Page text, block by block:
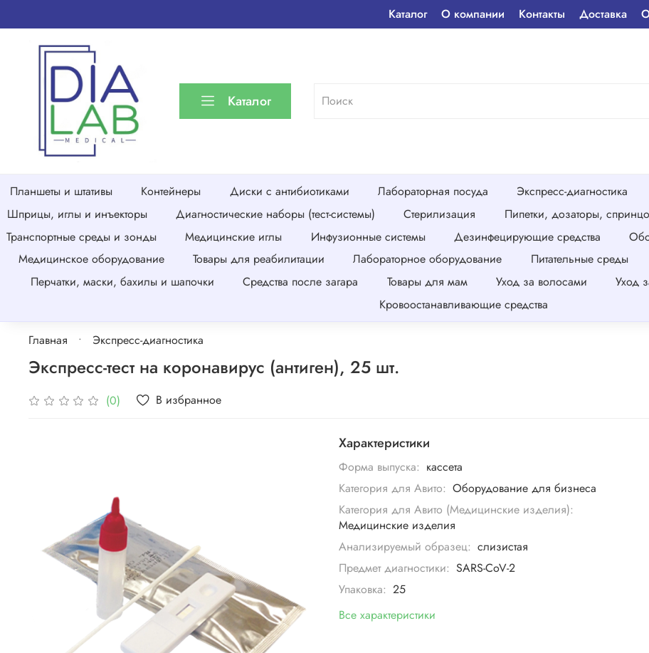
Каталог О компании Контакты Доставка
Каталог
Планшеты и штативы Контейнеры Диски с антибиотиками Лабораторная посуда Экспресс-диагностика
Шприцы, иглы и инъекторы
Диагностические наборы (тест-системы) Стерилизация Пипетки, дозаторы,
Транспортные среды и зонды
Медицинские иглы Инфузионные системы Дезинфецирующие средства
Медицинское оборудование
Товары для реабилитации Лабораторное оборудование Питательные среды
Перчатки, маски, бахилы и шапочки
Средства после загара Товары для мам Уход за волосами Уход
Кровоостанавливающие средства
Главная Экспресс-диагностика
Экспресс-тест на коронавирус (антиген), 25 шт.
(0) В избранное
Характеристики
Форма выпуска: кассета
Категория для Авито: Оборудование для бизнеса
Категория для Авито (Медицинские изделия):
Медицинские изделия
Анализируемый образец: слизистая
Предмет диагностики: SARS-CoV-2
Упаковка: 25
Все характеристики